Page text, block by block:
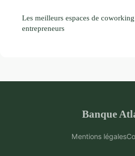
Les meilleurs espaces de
entrepreneurs
Banque
Mentions légales